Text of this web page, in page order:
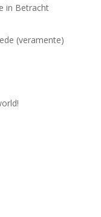
in Betracht
(veramente)